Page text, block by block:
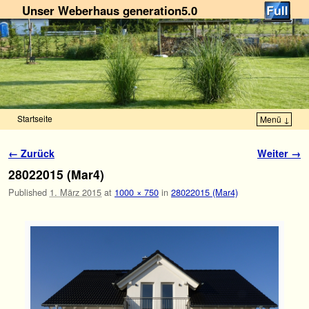
Unser Weberhaus generation5.0
Startseite Menü ↓
Bilder-Navigation
← Zurück Weiter →
28022015 (Mar4)
Published 1. März 2015 at 1000 × 750 in 28022015 (Mar4)